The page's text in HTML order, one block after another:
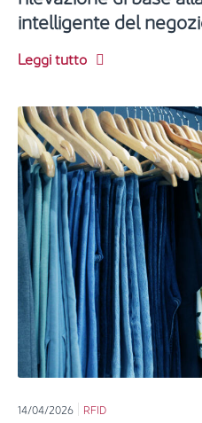
intelligente del
Leggi tutto
14/04/2026 RFID